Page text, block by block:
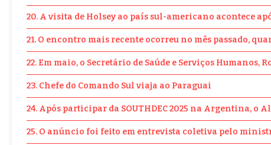
20. A visita de Holsey ao país sul-americano acontece
21. O encontro mais recente ocorreu no mês passado,
22. Em maio, o Secretário de Saúde e Serviços Humanos,
23. Chefe do Comando Sul viaja ao Paraguai
24. Após participar da SOUTHDEC 2025 na Argentina,
25. O anúncio foi feito em entrevista coletiva pelo